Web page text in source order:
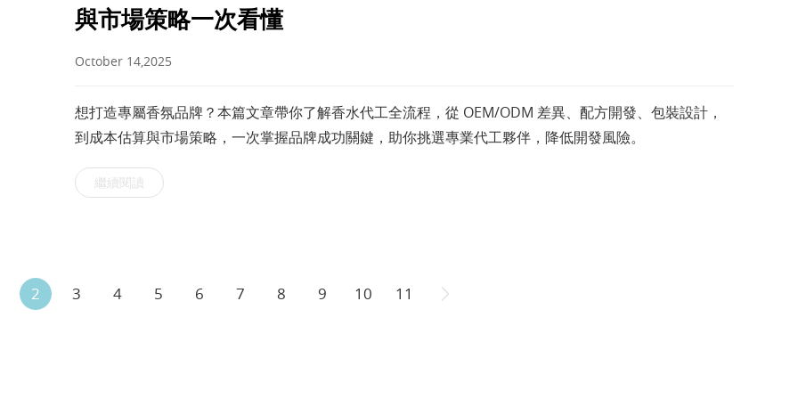
與市場策略一次看懂
October 14,2025
想打造專屬香氛品牌？本篇文章帶你了解香水代工全流程，從 OEM/ODM 差異、配方開發、包裝設計，
到成本估算與市場策略，一次掌握品牌成功關鍵，助你挑選專業代工夥伴，降低開發風險。
繼續閱讀
2 3 4 5 6 7 8 9 10 11